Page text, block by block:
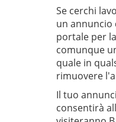
Se cerchi
un annuncio
portale per
comunque
quale in
rimuovere
Il tuo
consentirà